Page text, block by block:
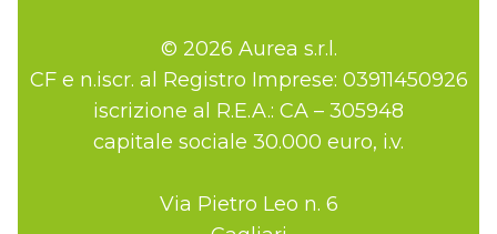
© 2026 Aurea s.r.l.
CF e n.iscr. al Registro Imprese: 03911450926
iscrizione al R.E.A.: CA – 305948
capitale sociale 30.000 euro, i.v.
Via Pietro Leo n. 6